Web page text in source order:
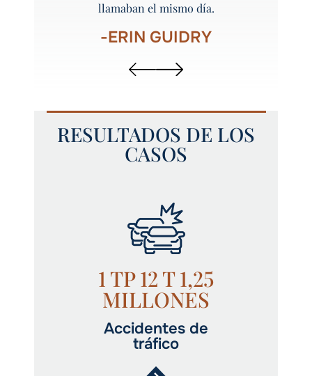
llamaban el mismo día.
-ERIN GUIDRY
RESULTADOS DE LOS
CASOS
1 TP 12 T 1,25
MILLONES
Accidentes de
tráfico